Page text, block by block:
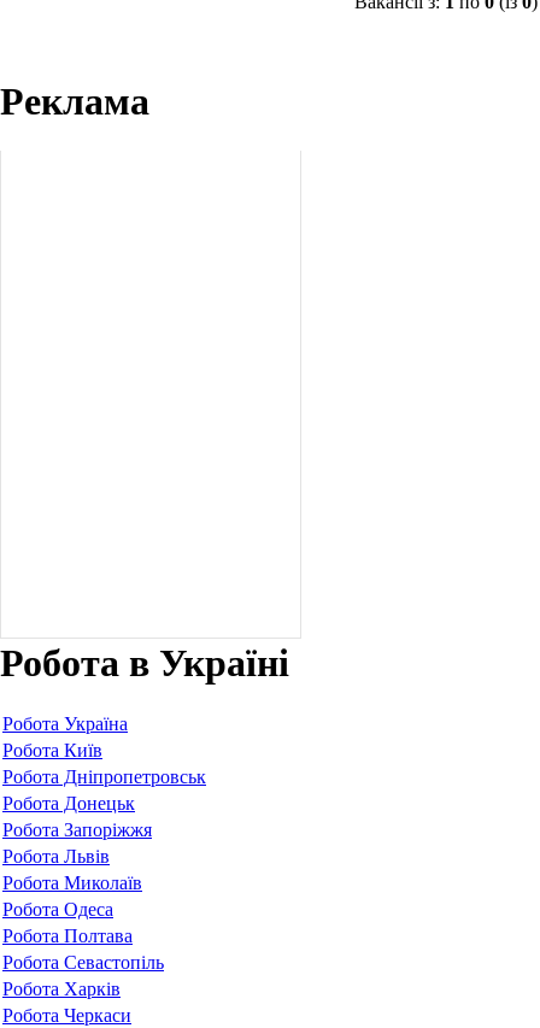
Реклама
Робота в Україні
Робота Україна
Робота Київ
Робота Дніпропетровськ
Робота Донецьк
Робота Запоріжжя
Робота Львів
Робота Миколаїв
Робота Одеса
Робота Полтава
Робота Севастопіль
Робота Харків
Робота Черкаси